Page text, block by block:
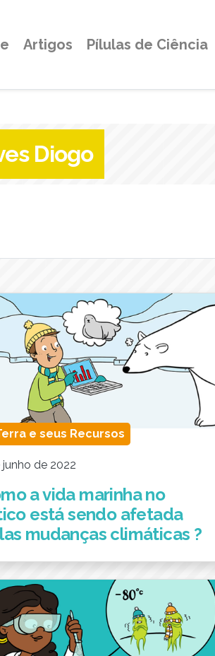
Artigos Pílulas de Ciência
Diogo
e seus Recursos
junho de 2022
a vida marinha no
está sendo afetada
mudanças climáticas ?